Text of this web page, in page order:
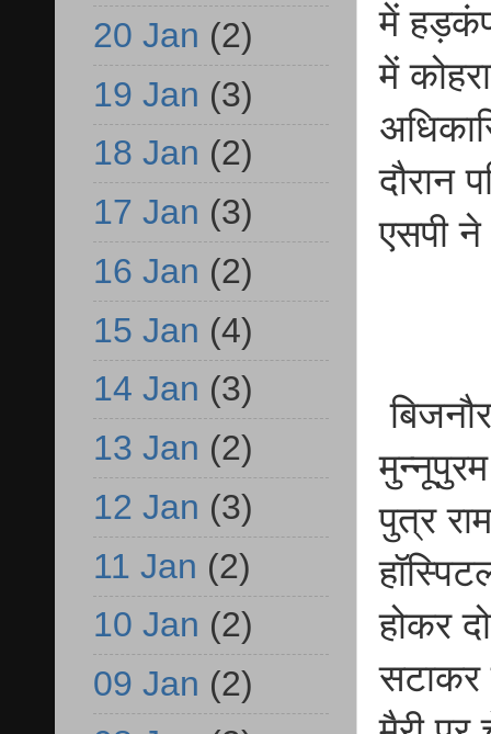
में
में
दौरान
एसपी
पुत्र
होकर
सटाकर
20 Jan (2)
19 Jan (3)
18 Jan (2)
17 Jan (3)
16 Jan (2)
15 Jan (4)
14 Jan (3)
13 Jan (2)
12 Jan (3)
11 Jan (2)
10 Jan (2)
09 Jan (2)